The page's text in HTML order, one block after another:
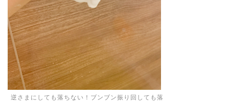
逆さまにしても落ちない！ブンブン振り回しても落